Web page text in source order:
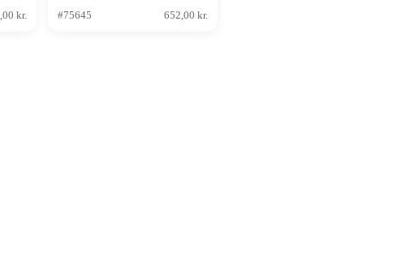
kr. #75645 652,00 kr.